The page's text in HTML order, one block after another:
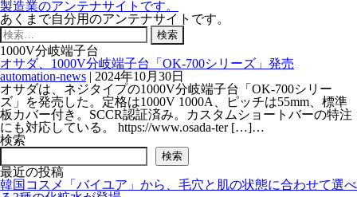
製造業のアンテナサイトです。
あくまで自分用のアンテナサイトです。
検
索:
1000V分岐端子台
オサダ、1000V分岐端子台「OK-700シリーズ」発売
automation-news | 2024年10月30日
オサダは、ネジタイプの1000V分岐端子台「OK-700シリー
ズ」を発売した。定格は1000V 1000A、ピッチは55mm、標準
板カバー付き。SCCR認証済み。カスタムショートバーの特注
にも対応している。 https://www.osada-ter […]…
検索
検索
最近の投稿
韓国コスメ「バイユア」から、毛穴と肌の状態に合わせて選べ